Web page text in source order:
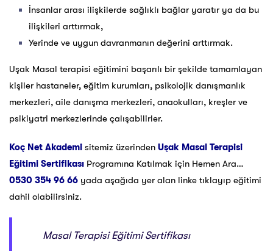
İnsanlar arası ilişkilerde sağlıklı bağlar yaratır ya da bu
ilişkileri arttırmak,
Yerinde ve uygun davranmanın değerini arttırmak.
Uşak Masal terapisi eğitimini başarılı bir şekilde tamamlayan
kişiler hastaneler, eğitim kurumları, psikolojik danışmanlık
merkezleri, aile danışma merkezleri, anaokulları, kreşler ve
psikiyatri merkezlerinde çalışabilirler.
Koç Net Akademi sitemiz üzerinden Uşak Masal Terapisi
Eğitimi Sertifikası Programına Katılmak için Hemen Ara…
0530 354 96 66 yada aşağıda yer alan linke tıklayıp eğitimi
dahil olabilirsiniz.
Masal Terapisi Eğitimi Sertifikası